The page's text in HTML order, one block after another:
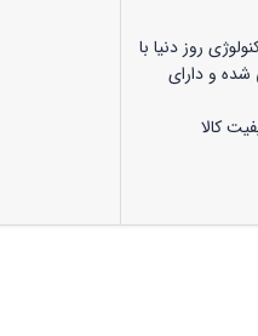
روز دنیا با
شده و دارای
در زیر
رشد و تکثیر
محتوی